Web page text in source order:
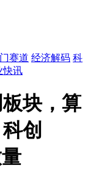
赛道 经济解码 科
快讯
块，算
创